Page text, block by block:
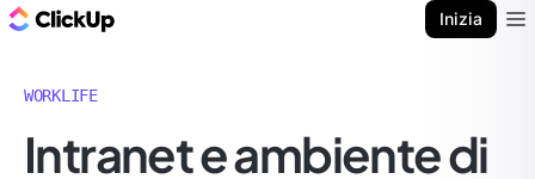
Inizia
WORKLIFE
Intranet e ambiente di